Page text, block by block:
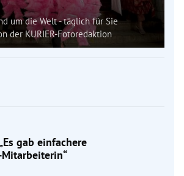
um die Welt - täglich für Sie
der KURIER-Fotoredaktion
gab einfachere